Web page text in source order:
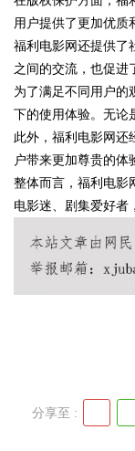
!
用户提供了更加优质
福利电影网还提供了
之间的交流，也促进
为了满足不同用户的
下的使用体验。无论
此外，福利电影网还
户带来更加尊贵的体
整体而言，福利电影
电影迷、剧集爱好者
分享至 :